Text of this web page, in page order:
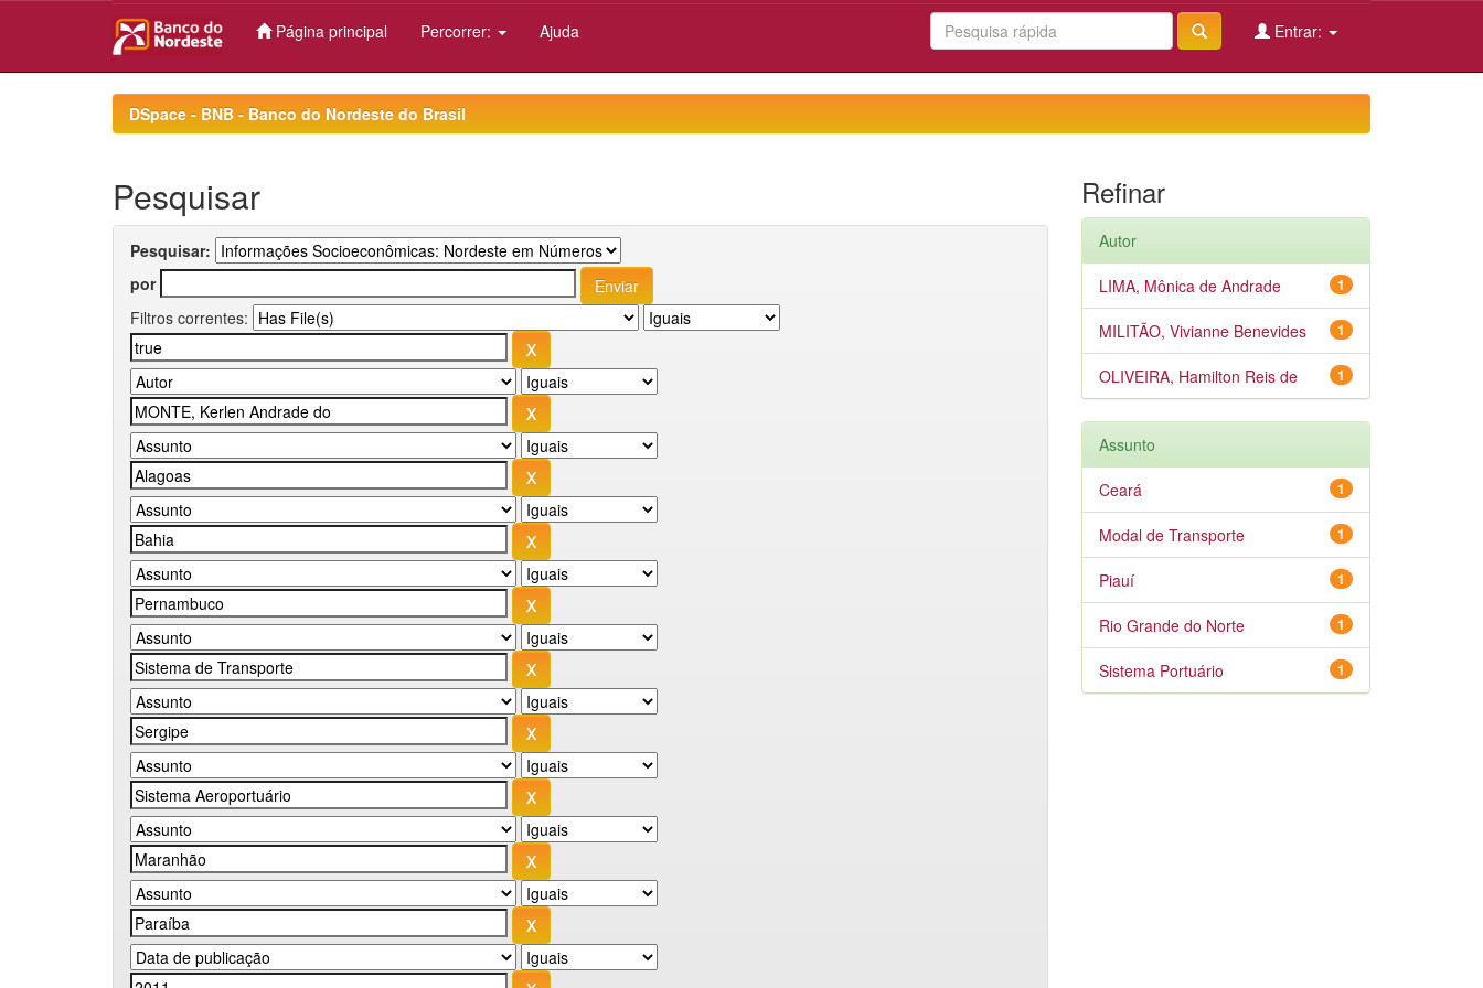
Página principal Percorrer: Ajuda Entrar:
DSpace - BNB - Banco do Nordeste do Brasil
Pesquisar
Pesquisar:
por
Filtros correntes:
Refinar
Autor
1
LIMA, Mônica de Andrade
1
MILITÃO, Vivianne Benevides
1
OLIVEIRA, Hamilton Reis de
Assunto
1
Ceará
1
Modal de Transporte
1
Piauí
1
Rio Grande do Norte
1
Sistema Portuário